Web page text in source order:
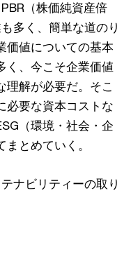
（株価純資産倍
多く、簡単な道のり
価値についての基本
く、今こそ企業価値
理解が必要だ。そこ
必要な資本コストな
（環境・社会・企
とめていく。
ナビリティーの取り